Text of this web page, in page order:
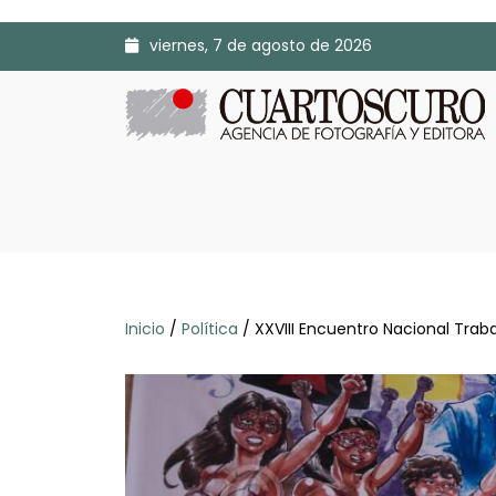
viernes, 7 de agosto de 2026
Inicio / Política / XXVIII Encuentro Nacional